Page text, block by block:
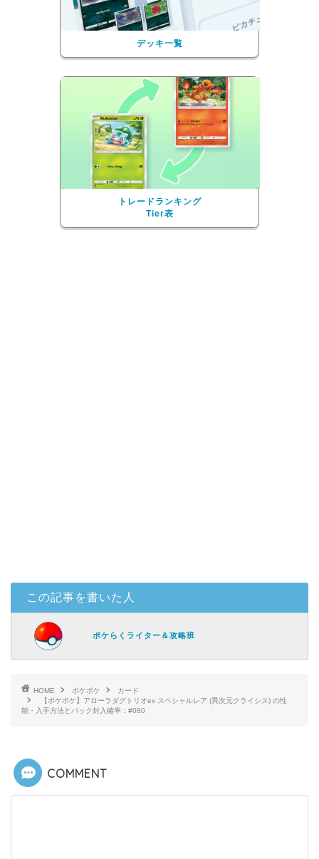
デッキ一覧
トレードランキング
Tier表
この記事を書いた人
ポケらくライター＆攻略班
HOME ポケポケ
カード
【ポケポケ】アローラダグトリオex スペシャルレア (異次元クライシス) の性
能・入手方法とパック封入確率：#080
COMMENT